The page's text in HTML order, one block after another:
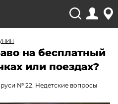
на бесплатный
или поездах?
№ 22. Недетские вопросы